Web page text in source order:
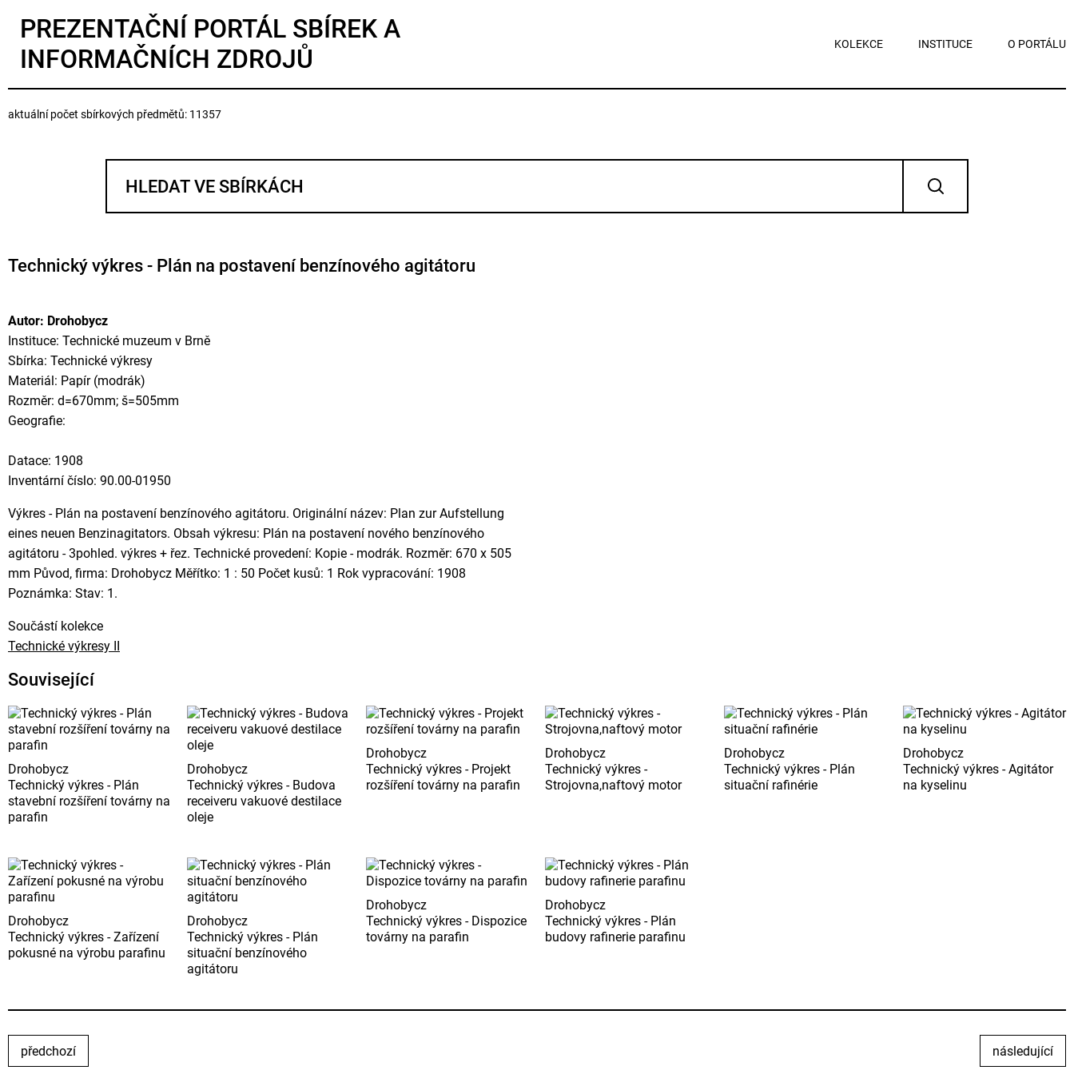
PREZENTAČNÍ PORTÁL SBÍREK A
INFORMAČNÍCH ZDROJŮ
KOLEKCE INSTITUCE O PORTÁLU
aktuální počet sbírkových předmětů: 11357
Technický výkres - Plán na postavení benzínového agitátoru
Autor: Drohobycz
Instituce: Technické muzeum v Brně
Sbírka: Technické výkresy
Materiál: Papír (modrák)
Rozměr: d=670mm; š=505mm
Geografie:
Datace: 1908
Inventární číslo: 90.00-01950
Výkres - Plán na postavení benzínového agitátoru. Originální název: Plan zur Aufstellung
eines neuen Benzinagitators. Obsah výkresu: Plán na postavení nového benzínového
agitátoru - 3pohled. výkres + řez. Technické provedení: Kopie - modrák. Rozměr: 670 x 505
mm Původ, firma: Drohobycz Měřítko: 1 : 50 Počet kusů: 1 Rok vypracování: 1908
Poznámka: Stav: 1.
Součástí kolekce
Technické výkresy II
Související
Drohobycz
Technický výkres - Plán
stavební rozšíření továrny na
parafin
Drohobycz
Technický výkres - Budova
receiveru vakuové destilace
oleje
Drohobycz
Technický výkres - Projekt
rozšíření továrny na parafin
Drohobycz
Technický výkres -
Strojovna,naftový motor
Drohobycz
Technický výkres - Plán
situační rafinérie
Drohobycz
Technický výkres - Agitátor
na kyselinu
Drohobycz
Technický výkres - Zařízení
pokusné na výrobu parafinu
Drohobycz
Technický výkres - Plán
situační benzínového
agitátoru
Drohobycz
Technický výkres - Dispozice
továrny na parafin
Drohobycz
Technický výkres - Plán
budovy rafinerie parafinu
předchozí následující